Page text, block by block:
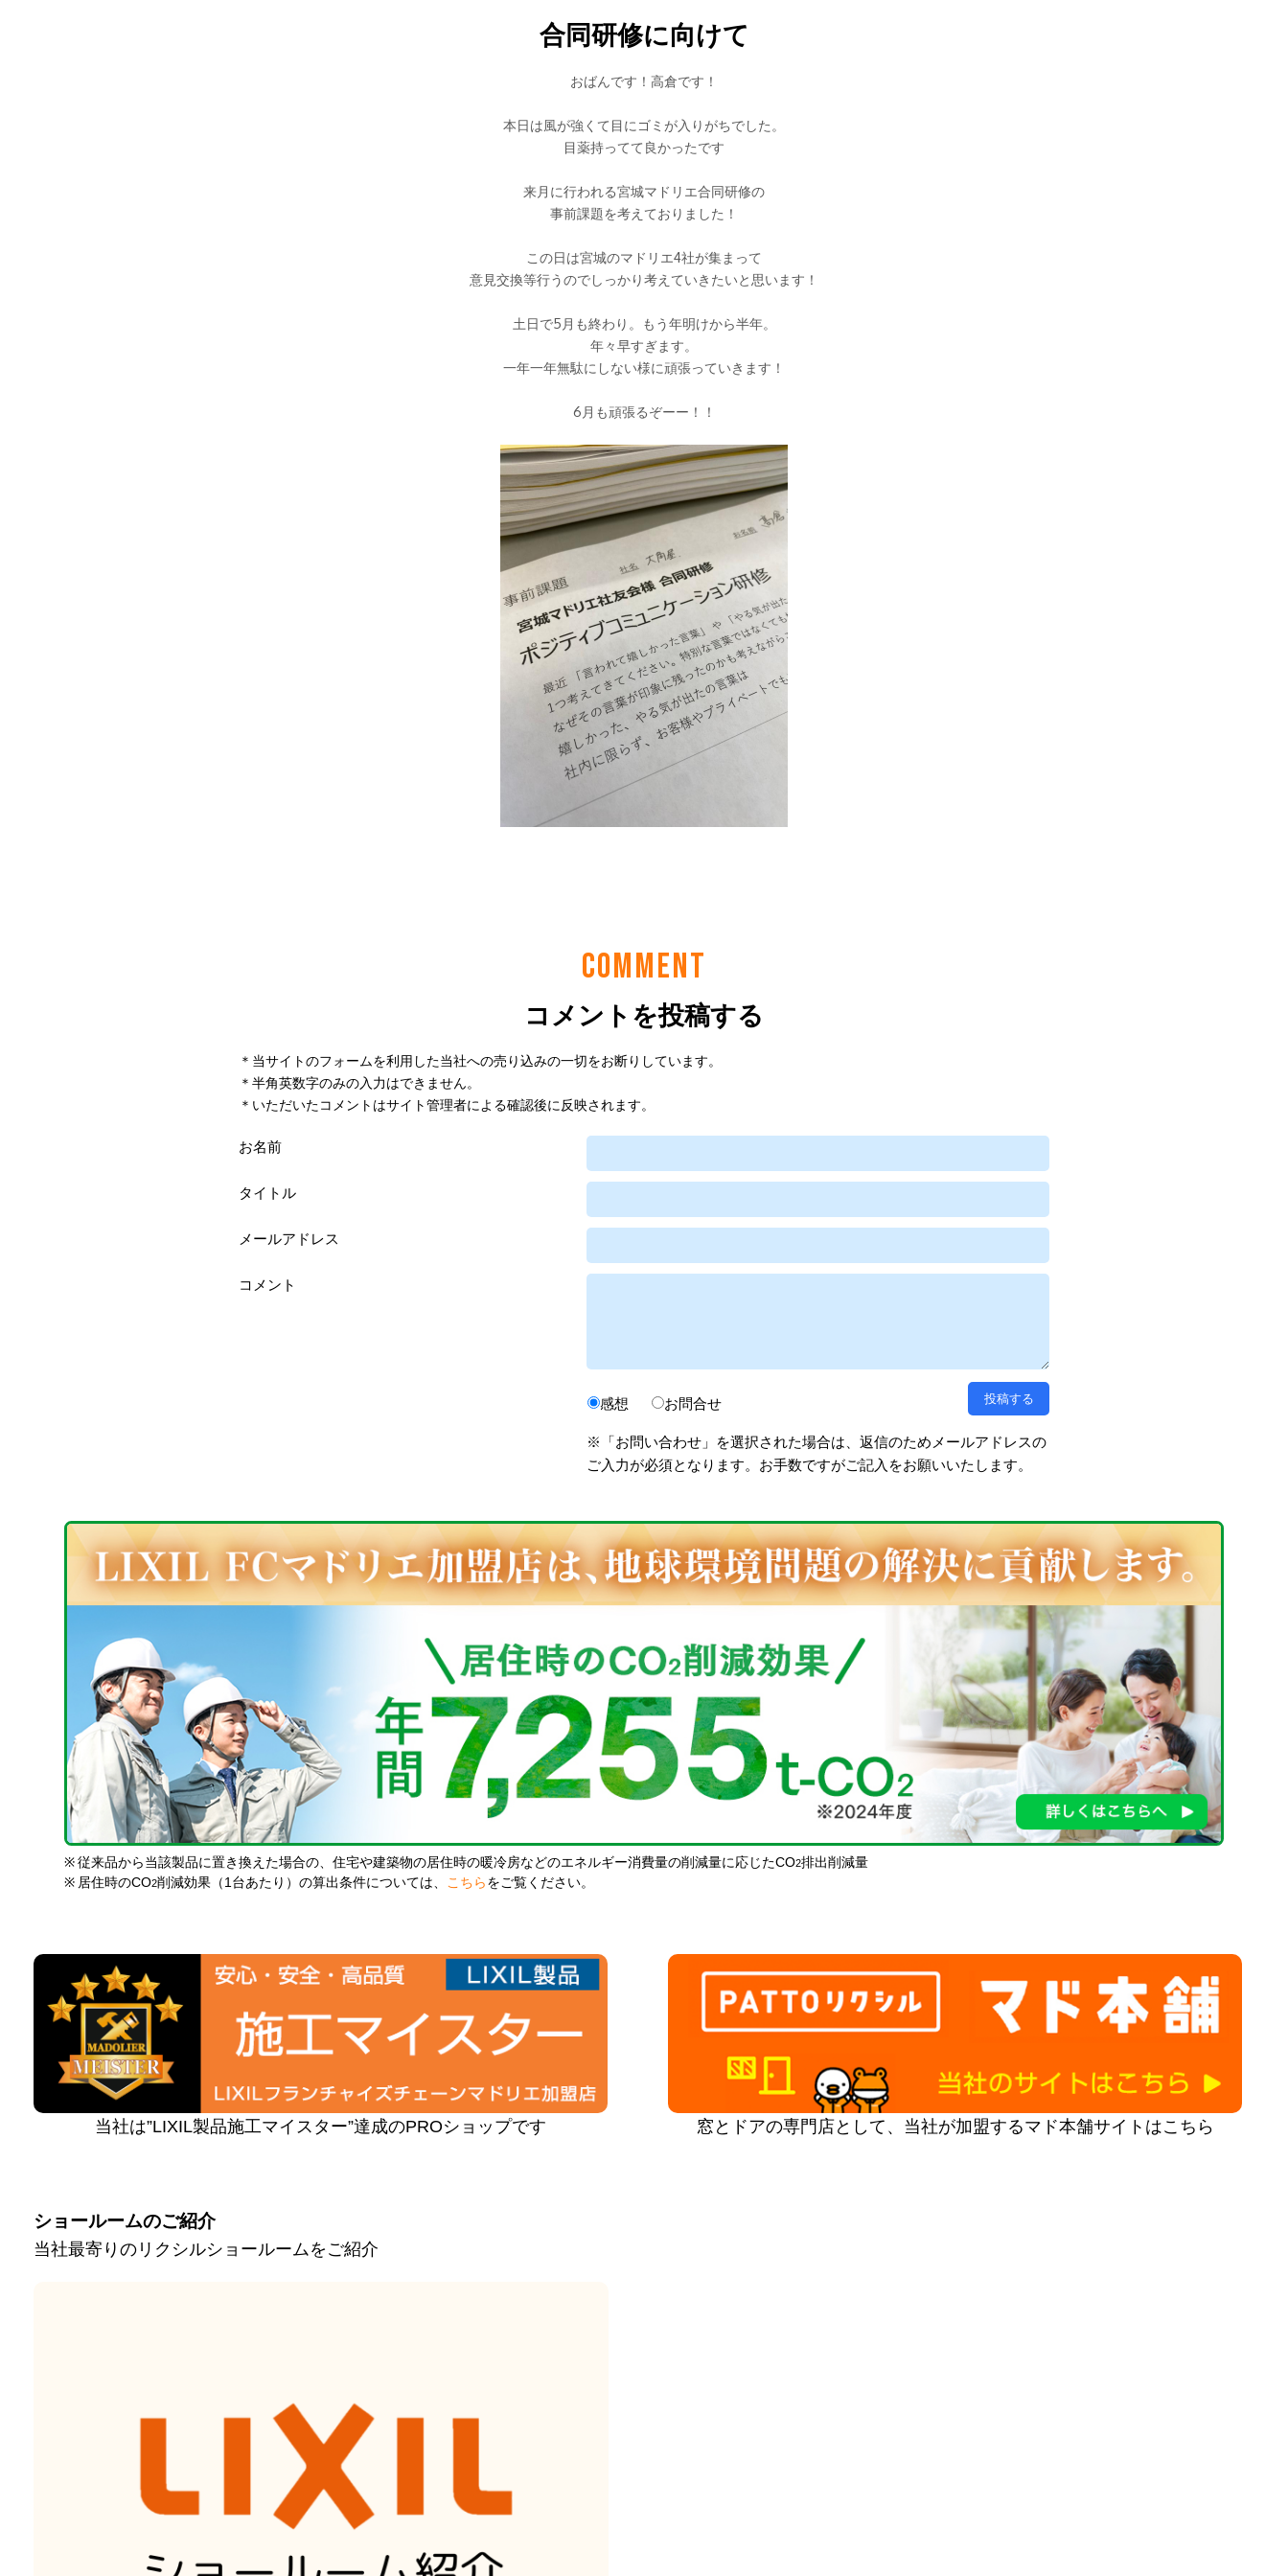
合同研修に向けて
COMMENT
コメントを投稿する
＊当サイトのフォームを利用した当社への売り込みの一切をお断りしています。
＊半角英数字のみの入力はできません。
＊いただいたコメントはサイト管理者による確認後に反映されます。
お名前
タイトル
メールアドレス
コメント
感想 お問合せ
※「お問い合わせ」を選択された場合は、返信のためメールアドレスの
ご入力が必須となります。お手数ですがご記入をお願いいたします。
※ 従来品から当該製品に置き換えた場合の、住宅や建築物の居住時の暖冷房などのエネルギー消費量の削減量に応じたCO2排出削減量
※ 居住時のCO2削減効果（1台あたり）の算出条件については、 こちら をご覧ください。
当社は”LIXIL製品施工マイスター”達成のPROショップです 窓とドアの専門店として、当社が加盟するマド本舗サイトはこちら
ショールームのご紹介
当社最寄りのリクシルショールームをご紹介